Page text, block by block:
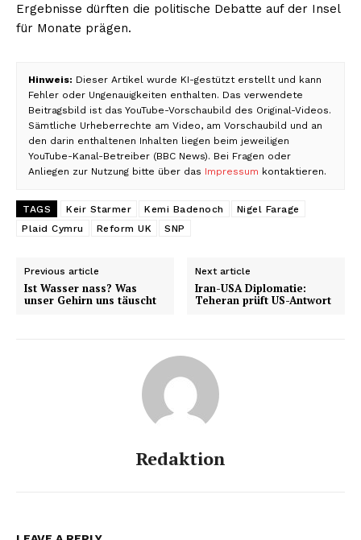
Ergebnisse dürften die politische Debatte auf der Insel
für Monate prägen.
Hinweis: Dieser Artikel wurde KI-gestützt erstellt und kann
Fehler oder Ungenauigkeiten enthalten. Das verwendete
Beitragsbild ist das YouTube-Vorschaubild des Original-Videos.
Sämtliche Urheberrechte am Video, am Vorschaubild und an
den darin enthaltenen Inhalten liegen beim jeweiligen
YouTube-Kanal-Betreiber (BBC News). Bei Fragen oder
Anliegen zur Nutzung bitte über das Impressum kontaktieren.
TAGS Keir Starmer Kemi Badenoch
Nigel Farage
Plaid Cymru
Reform UK SNP
Previous article
Ist Wasser nass? Was
unser Gehirn uns täuscht
Next article
Iran-USA Diplomatie:
Teheran prüft US-Antwort
Redaktion